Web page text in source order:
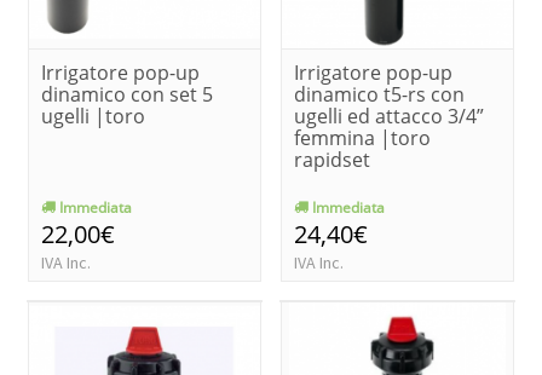
Irrigatore pop-up
dinamico con set 5
ugelli |toro
Immediata
22,00€
IVA Inc.
Irrigatore pop-up
dinamico t5-rs con
ugelli ed attacco 3/4”
femmina |toro
rapidset
Immediata
24,40€
IVA Inc.